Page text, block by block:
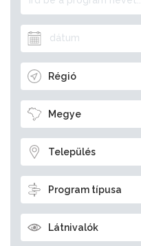
Régió
Megye
Település
Program típusa
Látnivalók